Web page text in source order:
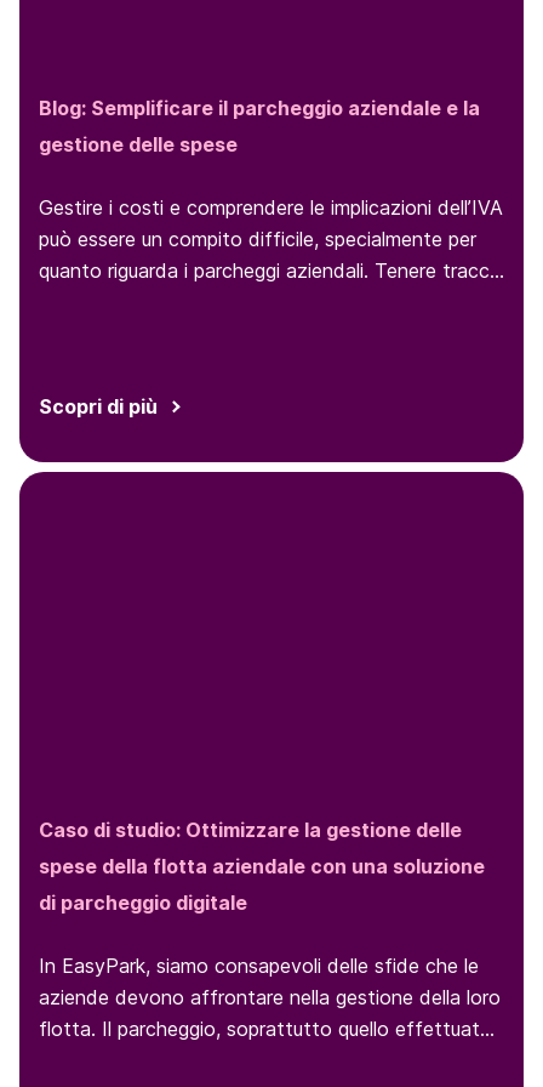
Blog: Semplificare il parcheggio aziendale e la
gestione delle spese
Gestire i costi e comprendere le implicazioni dell’IVA
può essere un compito difficile, specialmente per
quanto riguarda i parcheggi aziendali. Tenere traccia
efficaci. In questo post, ti spiegheremo tutto ciò
possibile ottimizzare il processo per una maggiore
Scopri di più
Caso di studio: Ottimizzare la gestione delle
spese della flotta aziendale con una soluzione
di parcheggio digitale
In EasyPark, siamo consapevoli delle sfide che le
aziende devono affrontare nella gestione della loro
flotta. Il parcheggio, soprattutto quello effettuato